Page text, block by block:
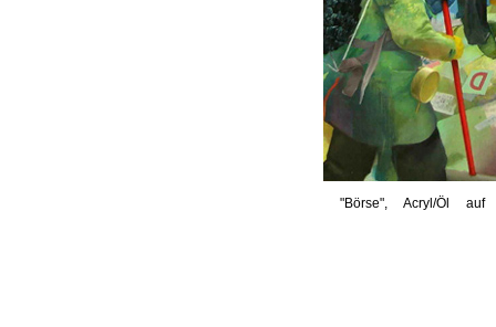
"Börse", Acryl/Öl